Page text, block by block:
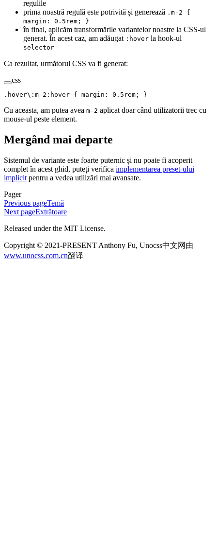
regulile
prima noastră regulă este potrivită și generează .m-2 {
margin: 0.5rem; }
în final, aplicăm transformările variantelor noastre la CSS-ul
generat. În acest caz, am adăugat :hover la hook-ul
selector
Ca rezultat, următorul CSS va fi generat:
css
. hover\: m-2 : hover { margin : 0.5 rem ; }
Cu aceasta, am putea avea m-2 aplicat doar când utilizatorii trec cu
mouse-ul peste element.
Mergând mai departe
Sistemul de variante este foarte puternic și nu poate fi acoperit
complet în acest ghid, puteți verifica implementarea preset-ului
implicit pentru a vedea utilizări mai avansate.
Pager
Previous pageTemă
Next pageExtrătoare
Released under the MIT License.
Copyright © 2021-PRESENT Anthony Fu, Unocss中文网由
www.unocss.com.cn翻译